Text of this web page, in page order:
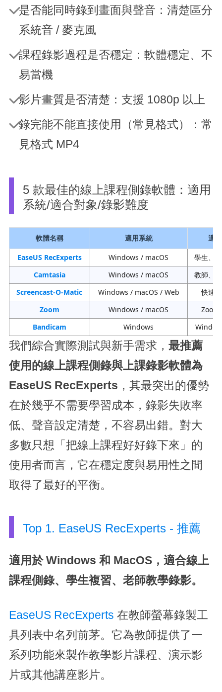
是否能同時錄到畫面與聲音：清楚區分
系統音 / 麥克風
課程錄影過程是否穩定：軟體穩定、不
易當機
影片畫質是否清楚：支援 1080p 以上
錄完能不能直接使用（常見格式）：常
見格式 MP4
5 款最佳的線上課程側錄軟體：適用
系統/適合對象/錄影難度
軟體名稱 適用系統 適
EaseUS RecExperts Windows / macOS
學生、
Camtasia
Windows / macOS
教師、
Screencast-O-Matic
Windows / macOS / Web
快速
Zoom
Windows / macOS
Zoom
Bandicam
Windows
我們綜合實際測試與新手需求， 最推薦
使用的線上課程側錄與上課錄影軟體為
EaseUS RecExperts ，其最突出的優勢
在於幾乎不需要學習成本，錄影失敗率
低、聲音設定清楚，不容易出錯。對大
多數只想「把線上課程好好錄下來」的
使用者而言，它在穩定度與易用性之間
取得了最好的平衡。
Top 1. EaseUS RecExperts - 推薦
適用於 Windows 和 MacOS，適合線上
課程側錄、學生複習、老師教學錄影。
EaseUS RecExperts 在教師螢幕錄製工
具列表中名列前茅。它為教師提供了一
系列功能來製作教學影片課程、演示影
片或其他講座影片。